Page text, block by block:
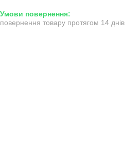
повернення товару протягом 14 днів